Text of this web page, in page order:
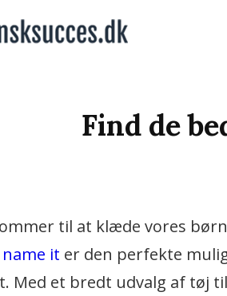
Vi Bringer De
Find de
til at klæde vores
it er den perfekte
Med et bredt udvalg af tøj